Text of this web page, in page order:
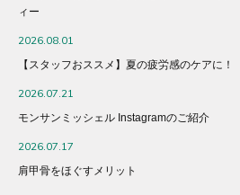
ィー
2026.08.01
【スタッフおススメ】夏の疲労感のケアに！
2026.07.21
モンサンミッシェル Instagramのご紹介
2026.07.17
肩甲骨をほぐすメリット